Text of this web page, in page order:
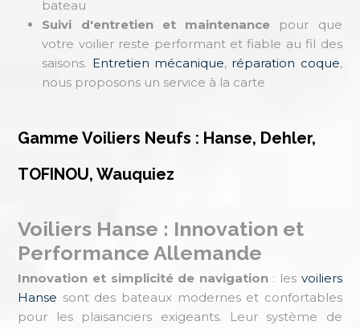
bateau
Suivi d'entretien et maintenance pour que
votre voilier reste performant et fiable au fil des
saisons. Entretien mécanique, réparation coque,
nous proposons un service à la carte
Gamme Voiliers Neufs : Hanse, Dehler,
TOFINOU, Wauquiez
Voiliers Hanse : Innovation et
Performance Allemande
Innovation et simplicité de navigation: les voiliers
Hanse sont des bateaux modernes et confortables
pour les plaisanciers exigeants. Leur système de